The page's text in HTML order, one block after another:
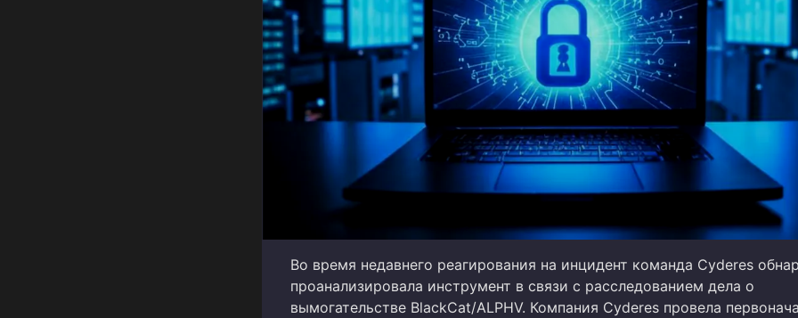
Во время недавнего реагирования на инцидент команда Cyderes
проанализировала инструмент в связи с расследованием дела о
вымогательстве BlackCat/ALPHV. Компания Cyderes провела